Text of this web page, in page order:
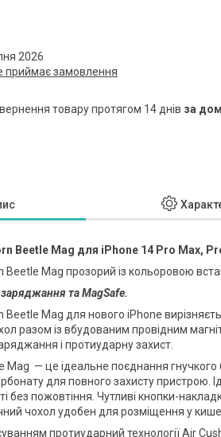
2026
приймає замовлення
товару протягом 14 днів за
Beetle Mag для iPhone 14 Pro Max,
Beetle Mag прозорий із кольоровою
та MagSafe.
Beetle Mag для нового iPhone
разом із вбудованим провідним
і протиударну захист.
Mag — це ідеальне поєднання
для повного захисту пристрою.
без пожовтіння. Чутливі кнопки-
чохол удобен для розміщення у
протиударний технології Air